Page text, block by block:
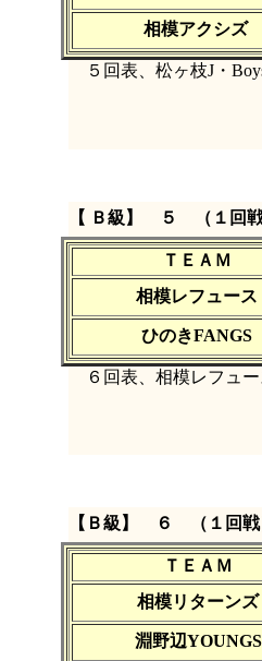
相模アクシズ
５回表、松ヶ枝J・
【 Ｂ級】 ５ （１回戦
ＴＥＡＭ
相模レフュース
ひのきFANGS
６回表、相模レフュー
【Ｂ級】 ６ （１回戦
ＴＥＡＭ
相模リターンズ
淵野辺YOUNGS